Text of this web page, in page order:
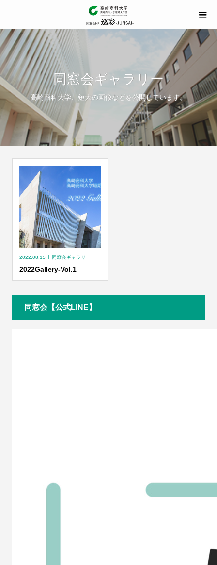
同窓会ギャラリー
高崎商科大学、短大の画像などを公開しています。
2022.08.15 同窓会ギャラリー
2022Gallery-Vol.1
同窓会【公式LINE】